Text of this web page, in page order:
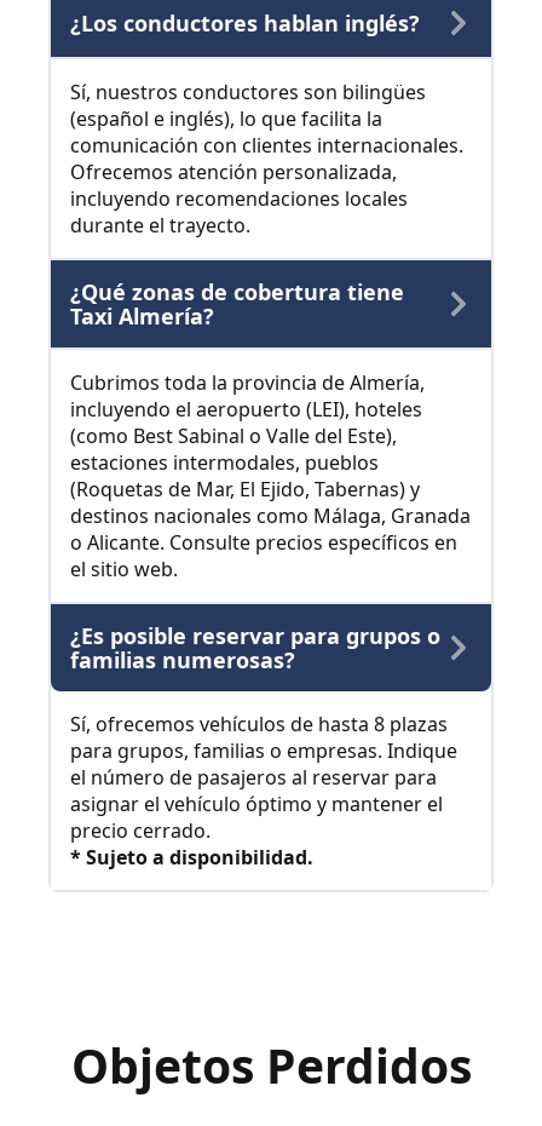
¿Los conductores hablan inglés?
Sí, nuestros conductores son bilingües
(español e inglés), lo que facilita la
comunicación con clientes internacionales.
Ofrecemos atención personalizada,
incluyendo recomendaciones locales
durante el trayecto.
¿Qué zonas de cobertura tiene
Taxi Almería?
Cubrimos toda la provincia de Almería,
incluyendo el aeropuerto (LEI), hoteles
(como Best Sabinal o Valle del Este),
estaciones intermodales, pueblos
(Roquetas de Mar, El Ejido, Tabernas) y
destinos nacionales como Málaga, Granada
o Alicante. Consulte precios específicos en
el sitio web.
¿Es posible reservar para grupos o
familias numerosas?
Sí, ofrecemos vehículos de hasta 8 plazas
para grupos, familias o empresas. Indique
el número de pasajeros al reservar para
asignar el vehículo óptimo y mantener el
precio cerrado.
* Sujeto a disponibilidad.
Objetos Perdidos